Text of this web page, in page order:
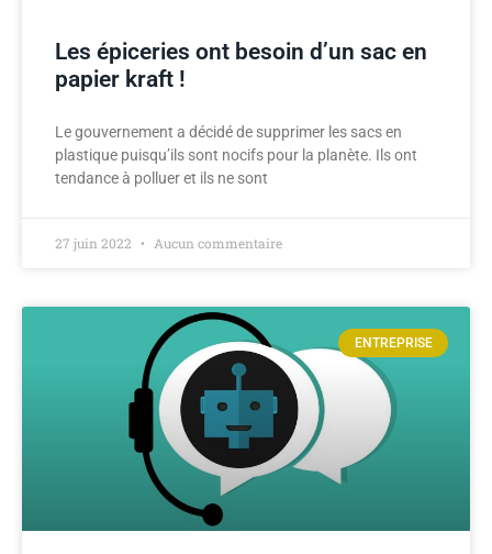
Les épiceries ont besoin d’un sac en
papier kraft !
Le gouvernement a décidé de supprimer les sacs en
plastique puisqu’ils sont nocifs pour la planète. Ils ont
tendance à polluer et ils ne sont
27 juin 2022 Aucun commentaire
ENTREPRISE